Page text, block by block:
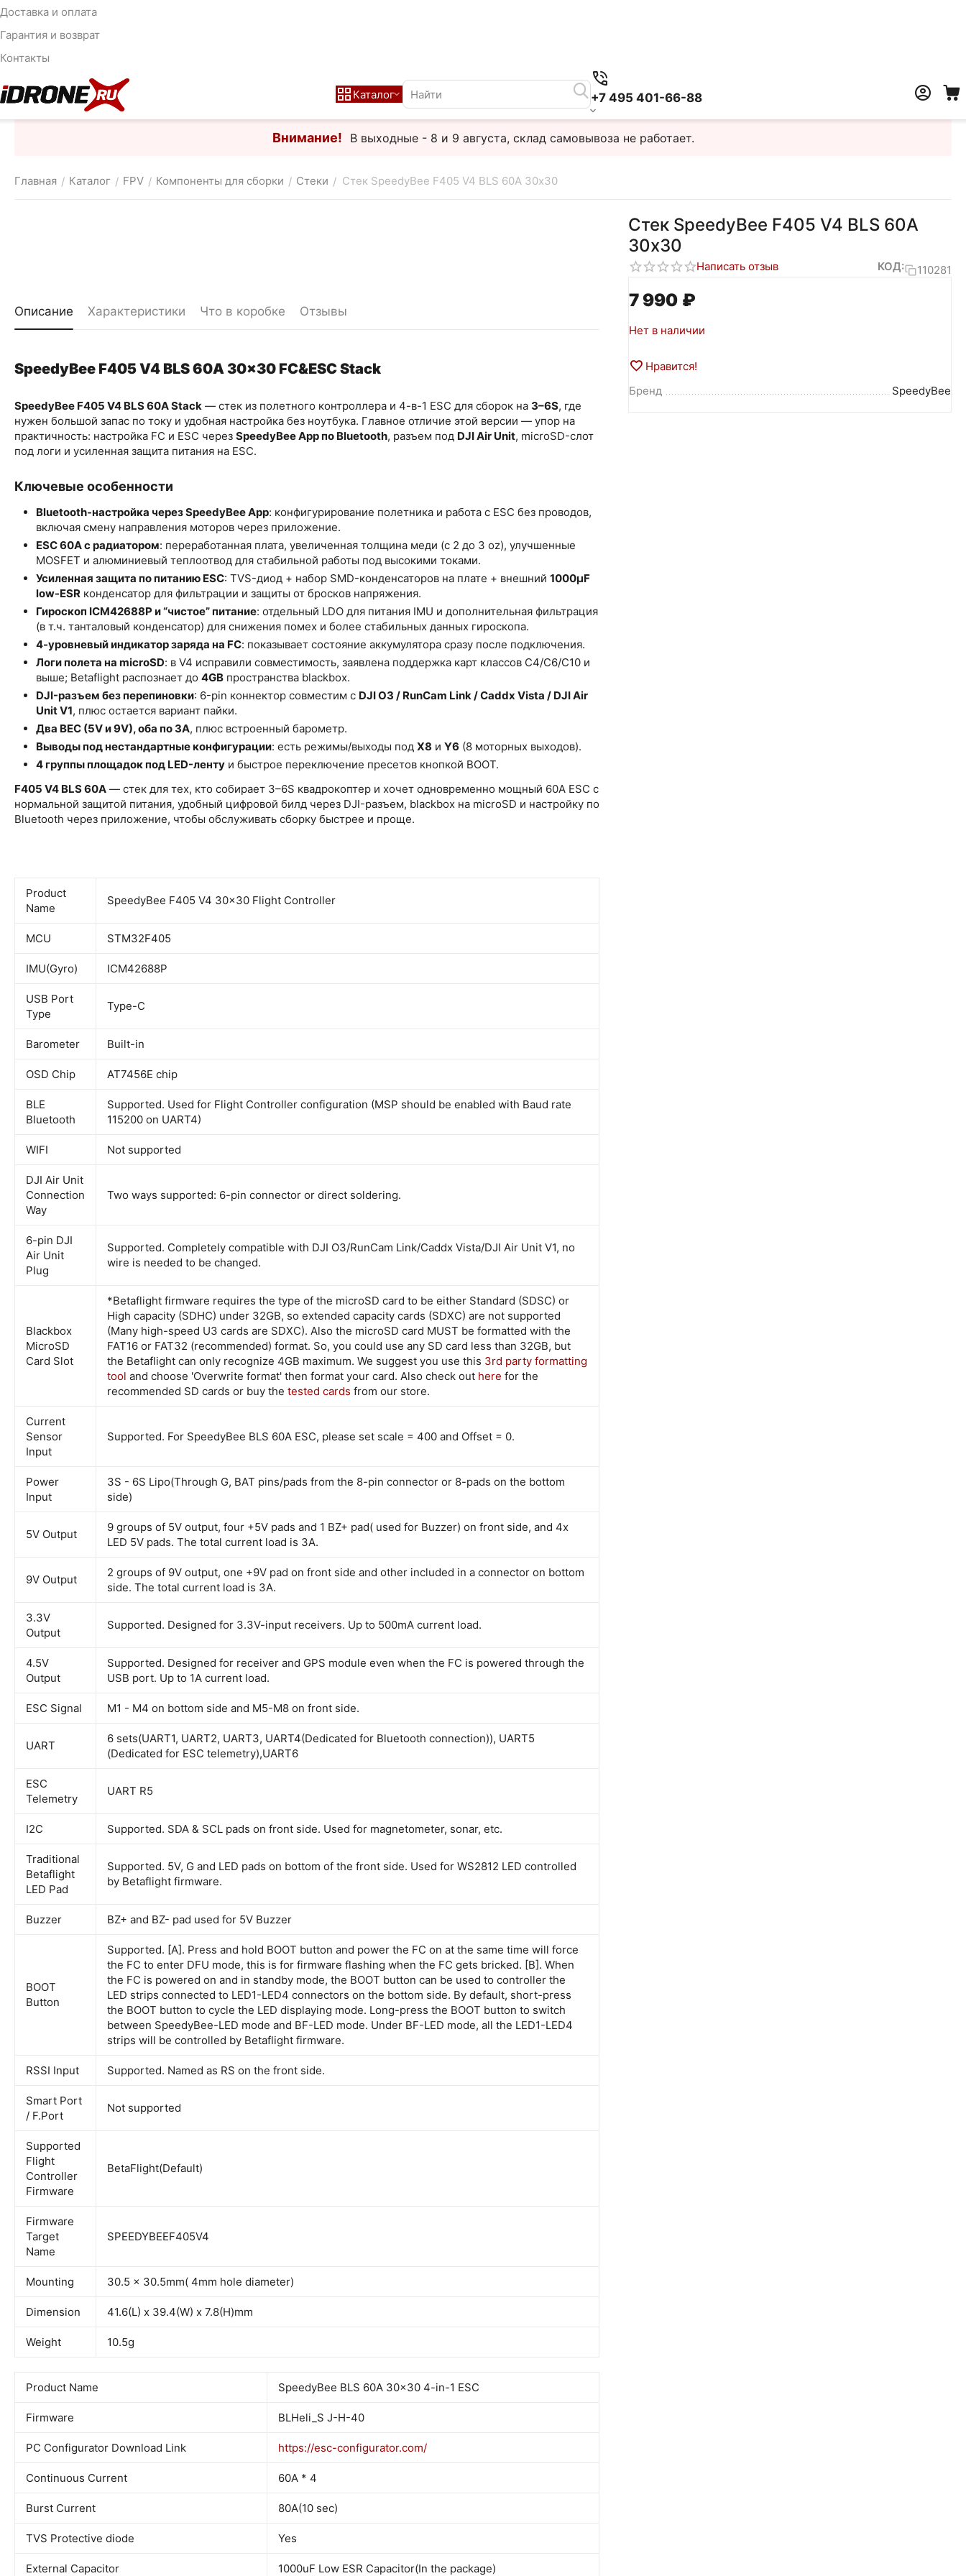
Доставка и оплата
Гарантия и возврат
Контакты
Каталог +7 495 401-66-88
Внимание! В выходные - 8 и 9 августа, склад самовывоза не работает.
Главная / Каталог / FPV / Компоненты для сборки / Стеки / Стек SpeedyBee F405 V4 BLS 60A 30х30
Стек SpeedyBee F405 V4 BLS 60A
30х30
Написать отзыв КОД: 110281
7 990 ₽
Нет в наличии
Нравится!
Бренд
SpeedyBee
Описание Характеристики Что в коробке Отзывы
SpeedyBee F405 V4 BLS 60A 30x30 FC&ESC Stack
SpeedyBee F405 V4 BLS 60A Stack — стек из полетного контроллера и 4-в-1 ESC для сборок на 3–6S, где
нужен большой запас по току и удобная настройка без ноутбука. Главное отличие этой версии — упор на
практичность: настройка FC и ESC через SpeedyBee App по Bluetooth, разъем под DJI Air Unit, microSD-слот
под логи и усиленная защита питания на ESC.
Ключевые особенности
Bluetooth-настройка через SpeedyBee App: конфигурирование полетника и работа с ESC без проводов,
включая смену направления моторов через приложение.
ESC 60A с радиатором: переработанная плата, увеличенная толщина меди (с 2 до 3 oz), улучшенные
MOSFET и алюминиевый теплоотвод для стабильной работы под высокими токами.
Усиленная защита по питанию ESC: TVS-диод + набор SMD-конденсаторов на плате + внешний 1000µF
low-ESR конденсатор для фильтрации и защиты от бросков напряжения.
Гироскоп ICM42688P и “чистое” питание: отдельный LDO для питания IMU и дополнительная фильтрация
(в т.ч. танталовый конденсатор) для снижения помех и более стабильных данных гироскопа.
4-уровневый индикатор заряда на FC: показывает состояние аккумулятора сразу после подключения.
Логи полета на microSD: в V4 исправили совместимость, заявлена поддержка карт классов C4/C6/C10 и
выше; Betaflight распознает до 4GB пространства blackbox.
DJI-разъем без перепиновки: 6-pin коннектор совместим с DJI O3 / RunCam Link / Caddx Vista / DJI Air
Unit V1, плюс остается вариант пайки.
Два BEC (5V и 9V), оба по 3A, плюс встроенный барометр.
Выводы под нестандартные конфигурации: есть режимы/выходы под X8 и Y6 (8 моторных выходов).
4 группы площадок под LED-ленту и быстрое переключение пресетов кнопкой BOOT.
F405 V4 BLS 60A — стек для тех, кто собирает 3–6S квадрокоптер и хочет одновременно мощный 60A ESC с
нормальной защитой питания, удобный цифровой билд через DJI-разъем, blackbox на microSD и настройку по
Bluetooth через приложение, чтобы обслуживать сборку быстрее и проще.
Product
Name
SpeedyBee F405 V4 30x30 Flight Controller
MCU STM32F405
IMU(Gyro) ICM42688P
USB Port
Type
Type-C
Barometer Built-in
OSD Chip AT7456E chip
BLE
Bluetooth
Supported. Used for Flight Controller configuration (MSP should be enabled with Baud rate
115200 on UART4)
WIFI Not supported
DJI Air Unit
Connection
Way
Two ways supported: 6-pin connector or direct soldering.
6-pin DJI
Air Unit
Plug
Supported. Completely compatible with DJI O3/RunCam Link/Caddx Vista/DJI Air Unit V1, no
wire is needed to be changed.
Blackbox
MicroSD
Card Slot
*Betaflight firmware requires the type of the microSD card to be either Standard (SDSC) or
High capacity (SDHC) under 32GB, so extended capacity cards (SDXC) are not supported
(Many high-speed U3 cards are SDXC). Also the microSD card MUST be formatted with the
FAT16 or FAT32 (recommended) format. So, you could use any SD card less than 32GB, but
the Betaflight can only recognize 4GB maximum. We suggest you use this 3rd party formatting
tool and choose 'Overwrite format' then format your card. Also check out here for the
recommended SD cards or buy the tested cards from our store.
Current
Sensor
Input
Supported. For SpeedyBee BLS 60A ESC, please set scale = 400 and Offset = 0.
Power
Input
3S - 6S Lipo(Through G, BAT pins/pads from the 8-pin connector or 8-pads on the bottom
side)
5V Output
9 groups of 5V output, four +5V pads and 1 BZ+ pad( used for Buzzer) on front side, and 4x
LED 5V pads. The total current load is 3A.
9V Output
2 groups of 9V output, one +9V pad on front side and other included in a connector on bottom
side. The total current load is 3A.
3.3V
Output
Supported. Designed for 3.3V-input receivers. Up to 500mA current load.
4.5V
Output
Supported. Designed for receiver and GPS module even when the FC is powered through the
USB port. Up to 1A current load.
ESC Signal M1 - M4 on bottom side and M5-M8 on front side.
UART
6 sets(UART1, UART2, UART3, UART4(Dedicated for Bluetooth connection)), UART5
(Dedicated for ESC telemetry),UART6
ESC
Telemetry
UART R5
I2C Supported. SDA & SCL pads on front side. Used for magnetometer, sonar, etc.
Traditional
Betaflight
LED Pad
Supported. 5V, G and LED pads on bottom of the front side. Used for WS2812 LED controlled
by Betaflight firmware.
Buzzer BZ+ and BZ- pad used for 5V Buzzer
BOOT
Button
Supported. [A]. Press and hold BOOT button and power the FC on at the same time will force
the FC to enter DFU mode, this is for firmware flashing when the FC gets bricked. [B]. When
the FC is powered on and in standby mode, the BOOT button can be used to controller the
LED strips connected to LED1-LED4 connectors on the bottom side. By default, short-press
the BOOT button to cycle the LED displaying mode. Long-press the BOOT button to switch
between SpeedyBee-LED mode and BF-LED mode. Under BF-LED mode, all the LED1-LED4
strips will be controlled by Betaflight firmware.
RSSI Input Supported. Named as RS on the front side.
Smart Port
/ F.Port
Not supported
Supported
Flight
Controller
Firmware
BetaFlight(Default)
Firmware
Target
Name
SPEEDYBEEF405V4
Mounting 30.5 x 30.5mm( 4mm hole diameter)
Dimension 41.6(L) x 39.4(W) x 7.8(H)mm
Weight 10.5g
Product Name SpeedyBee BLS 60A 30x30 4-in-1 ESC
Firmware BLHeli_S J-H-40
PC Configurator Download Link https://esc-configurator.com/
Continuous Current 60A * 4
Burst Current 80A(10 sec)
TVS Protective diode Yes
External Capacitor 1000uF Low ESR Capacitor(In the package)